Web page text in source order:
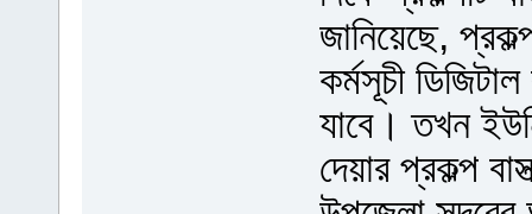
জানিয়েছে,
কর্মসূচী
যাবে। তখন
দেয়ার প্রকল্প